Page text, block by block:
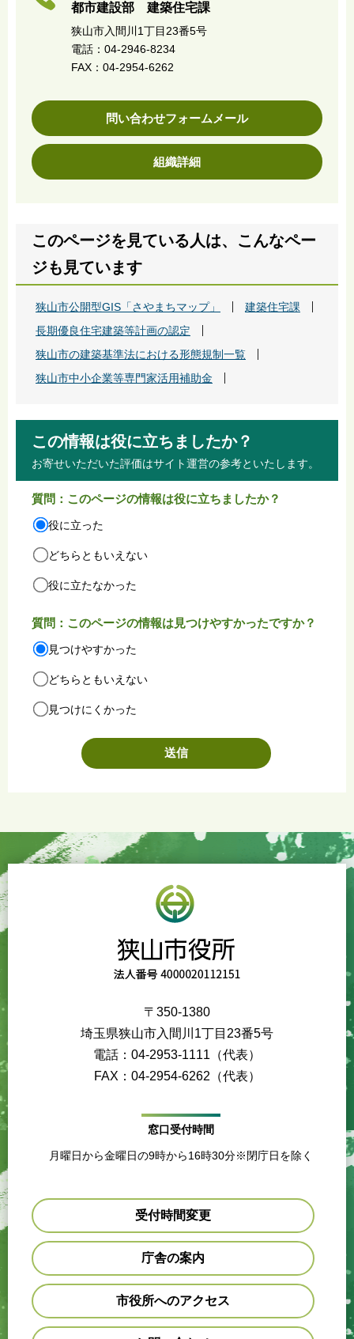
都市建設部 建築住宅課
狭山市入間川1丁目23番5号
電話：04-2946-8234
FAX：04-2954-6262
問い合わせフォームメール
組織詳細
このページを見ている人は、こんなペー
ジも見ています
狭山市公開型GIS「さやまちマップ」
建築住宅課
長期優良住宅建築等計画の認定
狭山市の建築基準法における形態規制一覧
狭山市中小企業等専門家活用補助金
この情報は役に立ちましたか？
お寄せいただいた評価はサイト運営の参考といたします。
質問：このページの情報は役に立ちましたか？
役に立った
どちらともいえない
役に立たなかった
質問：このページの情報は見つけやすかったですか？
見つけやすかった
どちらともいえない
見つけにくかった
〒350-1380
埼玉県狭山市入間川1丁目23番5号
電話：04-2953-1111（代表）
FAX：04-2954-6262（代表）
窓口受付時間
月曜日から金曜日の9時から16時30分※閉庁日を除く
受付時間変更
庁舎の案内
市役所へのアクセス